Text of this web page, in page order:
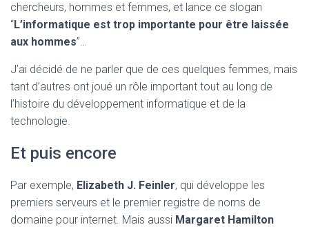
chercheurs, hommes et femmes, et lance ce slogan
“L’informatique est trop importante pour être laissée
aux hommes”…
J’ai décidé de ne parler que de ces quelques femmes, mais
tant d’autres ont joué un rôle important tout au long de
l’histoire du développement informatique et de la
technologie.
Et puis encore
Par exemple, Elizabeth J. Feinler, qui développe les
premiers serveurs et le premier registre de noms de
domaine pour internet. Mais aussi Margaret Hamilton